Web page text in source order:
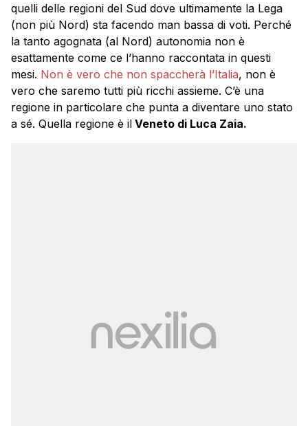
quelli delle regioni del Sud dove ultimamente la Lega
(non più Nord) sta facendo man bassa di voti. Perché
la tanto agognata (al Nord) autonomia non è
esattamente come ce l’hanno raccontata in questi
mesi. Non è vero che non spaccherà l’Italia, non è
vero che saremo tutti più ricchi assieme. C’è una
regione in particolare che punta a diventare uno stato
a sé. Quella regione è il Veneto di Luca Zaia.